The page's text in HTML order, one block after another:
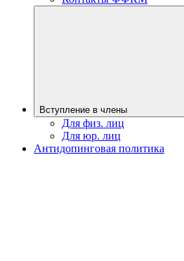
Вступление в члены
Для физ. лиц
Для юр. лиц
Антидопинговая политика